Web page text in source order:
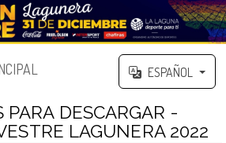
ESPAÑOL
DESCARGAR -
LAGUNERA 2022